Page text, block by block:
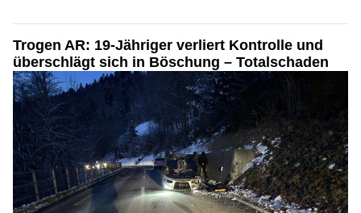
Trogen AR: 19-Jähriger verliert Kontrolle und
überschlägt sich in Böschung – Totalschaden